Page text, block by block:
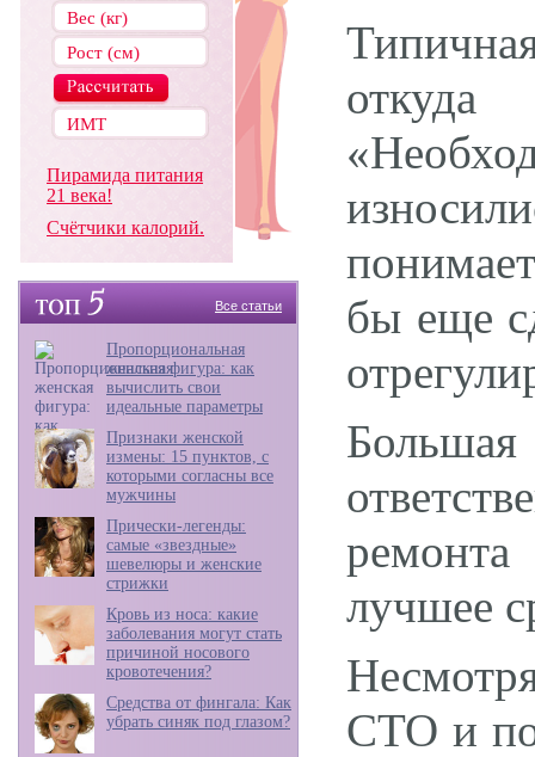
Пирамида питания
21 века!
Счётчики калорий.
Все статьи
Пропорциональная
женская фигура: как
вычислить свои
идеальные параметры
Признаки женской
измены: 15 пунктов, с
которыми согласны все
мужчины
Прически-легенды:
самые «звездные»
шевелюры и женские
стрижки
Кровь из носа: какие
заболевания могут стать
причиной носового
кровотечения?
Средства от фингала: Как
убрать синяк под глазом?
бы еще
лучшее
СТО и